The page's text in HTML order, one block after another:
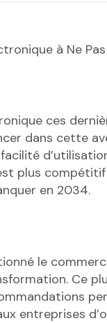
à Ne
ces
dans cette
plus
en 2034.
le
Ce
entreprises